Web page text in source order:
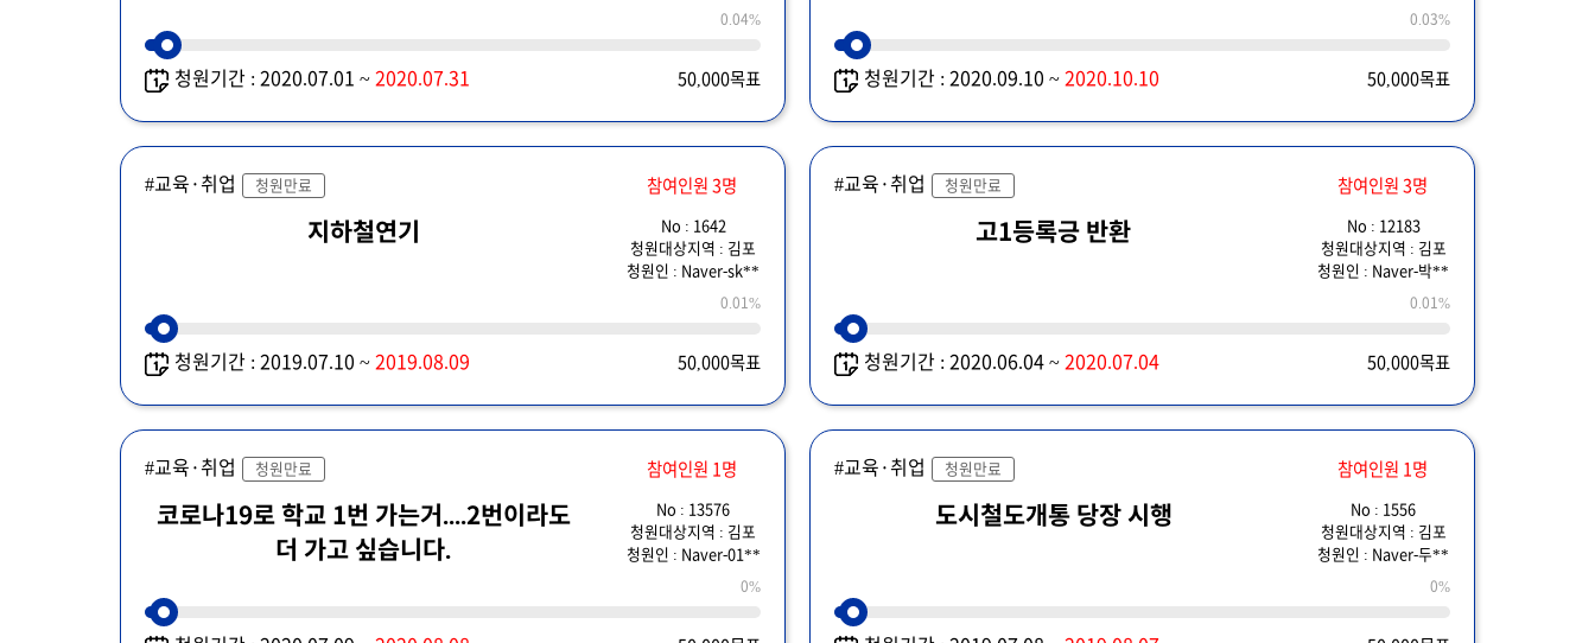
0.04%
청원기간 : 2020.07.01 ~ 2020.07.31 50,000목표
0.03%
청원기간 : 2020.09.10 ~ 2020.10.10 50,000목표
#교육·취업 청원만료 참여인원 3명
지하철연기
No : 1642
청원대상지역 : 김포
청원인 : Naver-sk**
0.01%
청원기간 : 2019.07.10 ~ 2019.08.09 50,000목표
#교육·취업 청원만료 참여인원 3명
고1등록긍 반환
No : 12183
청원대상지역 : 김포
청원인 : Naver-박**
0.01%
청원기간 : 2020.06.04 ~ 2020.07.04 50,000목표
#교육·취업 청원만료 참여인원 1명
코로나19로 학교 1번 가는거....2번이라도
더 가고 싶습니다.
No : 13576
청원대상지역 : 김포
청원인 : Naver-01**
0%
#교육·취업 청원만료 참여인원 1명
도시철도개통 당장 시행
No : 1556
청원대상지역 : 김포
청원인 : Naver-두**
0%